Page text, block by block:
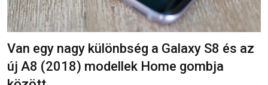
Van egy nagy különbség a Galaxy S8 és az
új A8 (2018) modellek Home gombja